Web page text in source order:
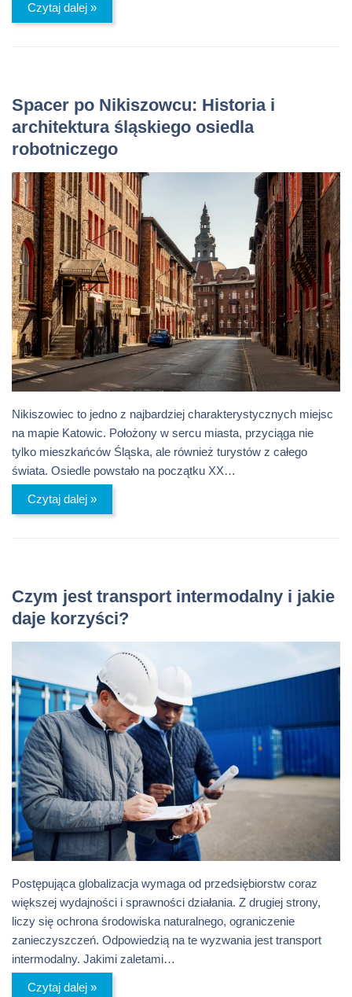
Czytaj dalej »
Spacer po Nikiszowcu: Historia i
architektura śląskiego osiedla
robotniczego
Nikiszowiec to jedno z najbardziej charakterystycznych miejsc
na mapie Katowic. Położony w sercu miasta, przyciąga nie
tylko mieszkańców Śląska, ale również turystów z całego
świata. Osiedle powstało na początku XX…
Czytaj dalej »
Czym jest transport intermodalny i jakie
daje korzyści?
Postępująca globalizacja wymaga od przedsiębiorstw coraz
większej wydajności i sprawności działania. Z drugiej strony,
liczy się ochrona środowiska naturalnego, ograniczenie
zanieczyszczeń. Odpowiedzią na te wyzwania jest transport
intermodalny. Jakimi zaletami…
Czytaj dalej »